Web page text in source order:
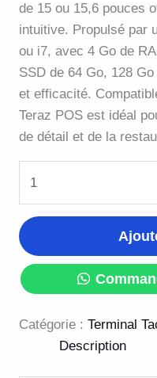
de 15 ou 15,6 pouces
intuitive. Propulsé par
ou i7, avec 4 Go de
SSD de 64 Go, 128
et efficacité.
Teraz POS est idéal
de détail et de la
Catégorie : Terminal
Description